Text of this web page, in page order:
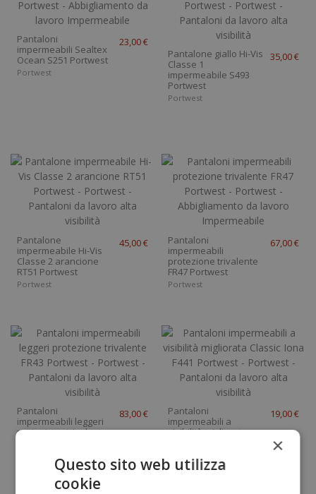
Pantaloni
impermeabili Sealtex
Ocean S251 Portwest
Portwest
23,00 €
Pantalone giallo Hi-Vis
Classe 1
impermeabile S493
Portwest
Portwest
35,00 €
Pantalone
impermeabile Hi-Vis
Classe 2 arancione
RT51 Portwest
Portwest
45,00 €
Pantaloni
impermeabili
protezione trivalente
FR47 Portwest
Portwest
67,00 €
Pantaloni
impermeabili leggeri
protezione trivalente
83,00 €
Pantaloni
impermeabili a
visibilità migliorata
19,00 €
×
Questo sito web utilizza
cookie